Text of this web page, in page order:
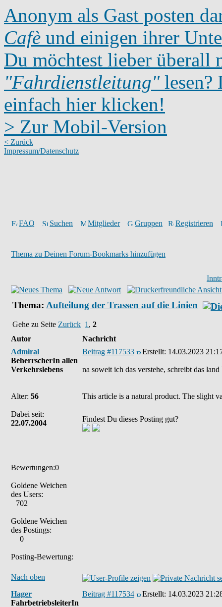
Anonym als Gast posten
Cafè und einigen ihrer
Du möchtest lieber überall
"Fahrdienstleitung"lesen?
einfach hier klicken!
> Zur Mobil-Version
< Zurück
Impressum/Datenschutz
FAQ Suchen Mitglieder Gruppen Registrieren
Thema zu Deinen Forum-Bookmarks hinzufügen
Thema: Aufteilung der Trassen auf die Linien
Gehe zu Seite Zurück 1 , 2
Autor
Nachricht
Admiral
BeherrscherIn allen
Verkehrslebens
Alter: 56
Dabei seit:
22.07.2004
Bewertungen:0
Goldene Weichen
des Users:
702
Goldene Weichen
des Postings:
0
Posting-Bewertung:
Beitrag #117533 Erstellt: 14.03.2023
na soweit ich das verstehe, schreibt das
This article is a natural product. The slight
Findest Du dieses Posting gut?
Nach oben
Hager
FahrbetriebsleiterIn
Beitrag #117534 Erstellt: 14.03.2023